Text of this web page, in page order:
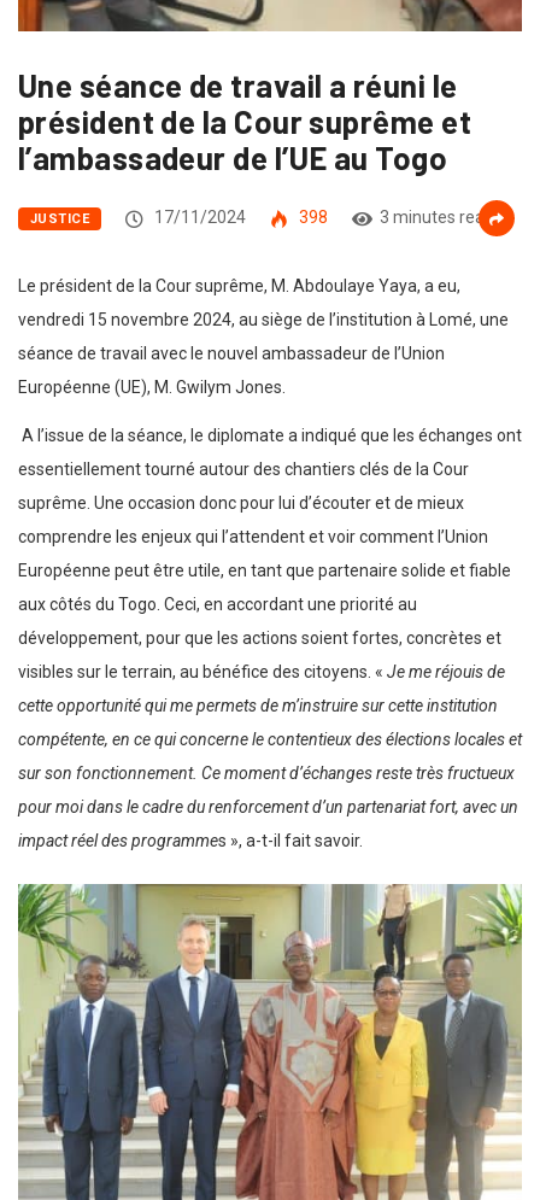
Une séance de travail a réuni le
président de la Cour suprême et
l’ambassadeur de l’UE au Togo
JUSTICE 17/11/2024 398 3 minutes read
Le président de la Cour suprême, M. Abdoulaye Yaya, a eu,
vendredi 15 novembre 2024, au siège de l’institution à Lomé, une
séance de travail avec le nouvel ambassadeur de l’Union
Européenne (UE), M. Gwilym Jones.
A l’issue de la séance, le diplomate a indiqué que les échanges ont
essentiellement tourné autour des chantiers clés de la Cour
suprême. Une occasion donc pour lui d’écouter et de mieux
comprendre les enjeux qui l’attendent et voir comment l’Union
Européenne peut être utile, en tant que partenaire solide et fiable
aux côtés du Togo. Ceci, en accordant une priorité au
développement, pour que les actions soient fortes, concrètes et
visibles sur le terrain, au bénéfice des citoyens. « Je me réjouis de
cette opportunité qui me permets de m’instruire sur cette institution
compétente, en ce qui concerne le contentieux des élections locales et
sur son fonctionnement. Ce moment d’échanges reste très fructueux
pour moi dans le cadre du renforcement d’un partenariat fort, avec un
impact réel des programmes », a-t-il fait savoir.